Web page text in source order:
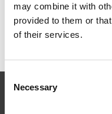
may combine it with
provided to them or
of their services.
Selection
Necessary